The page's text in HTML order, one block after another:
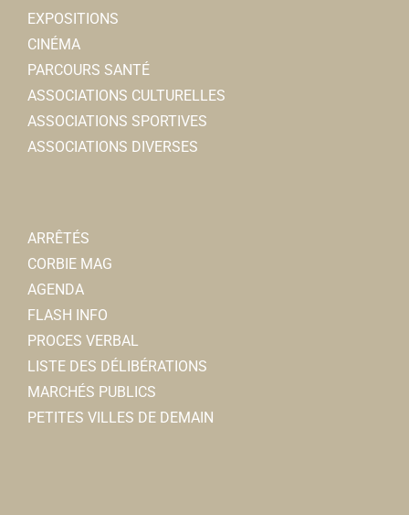
EXPOSITIONS
CINÉMA
PARCOURS SANTÉ
ASSOCIATIONS CULTURELLES
ASSOCIATIONS SPORTIVES
ASSOCIATIONS DIVERSES
ARRÊTÉS
CORBIE MAG
AGENDA
FLASH INFO
PROCES VERBAL
LISTE DES DÉLIBÉRATIONS
MARCHÉS PUBLICS
PETITES VILLES DE DEMAIN